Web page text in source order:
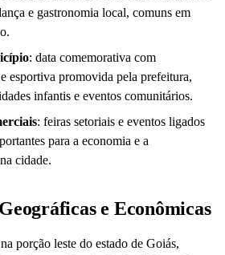
e gastronomia local, comuns em
: data comemorativa com
esportiva promovida pela prefeitura,
infantis e eventos comunitários.
: feiras setoriais e eventos ligados
para a economia e a
cidade.
e Econômicas
porção leste do estado de Goiás,